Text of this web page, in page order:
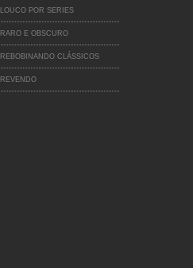
LOUCO POR SERIES
RARO E OBSCURO
REBOBINANDO CLÁSSICOS
REVENDO